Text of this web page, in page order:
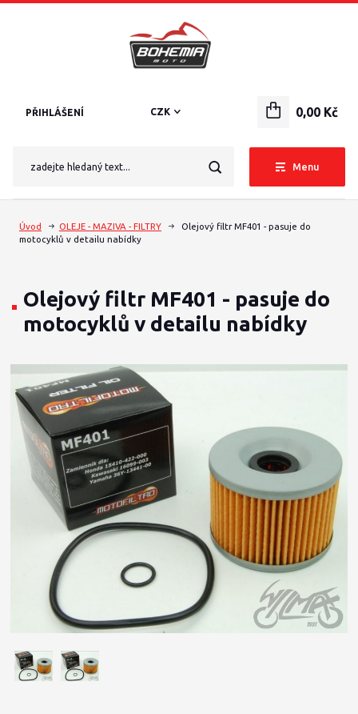
Menu
CZK
PŘIHLÁŠENÍ 0,00 Kč
Úvod OLEJE - MAZIVA - FILTRY
Olejový filtr MF401 - pasuje do
motocyklů v detailu nabídky
Olejový filtr MF401 - pasuje do
motocyklů v detailu nabídky